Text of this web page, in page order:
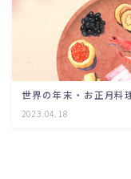
Contact
世界の年末・お正月料
2023.04.18